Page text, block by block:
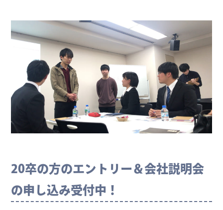
20卒の方のエントリー＆会社説明会
の申し込み受付中！